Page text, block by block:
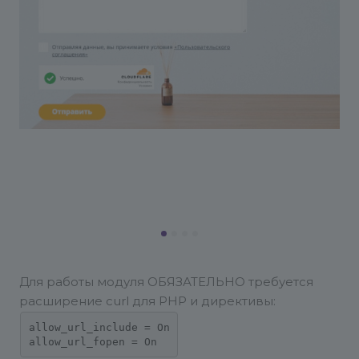
Для работы модуля ОБЯЗАТЕЛЬНО требуется
расширение curl для PHP и директивы:
allow_url_include = On